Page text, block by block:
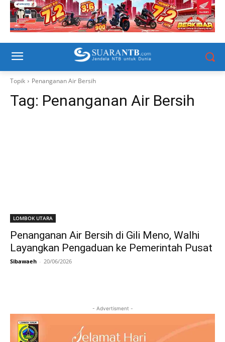
Topik Penanganan Air Bersih
Tag: Penanganan Air Bersih
LOMBOK UTARA
Penanganan Air Bersih di Gili Meno, Walhi
Layangkan Pengaduan ke Pemerintah Pusat
Sibawaeh - 20/06/2026
- Advertisment -